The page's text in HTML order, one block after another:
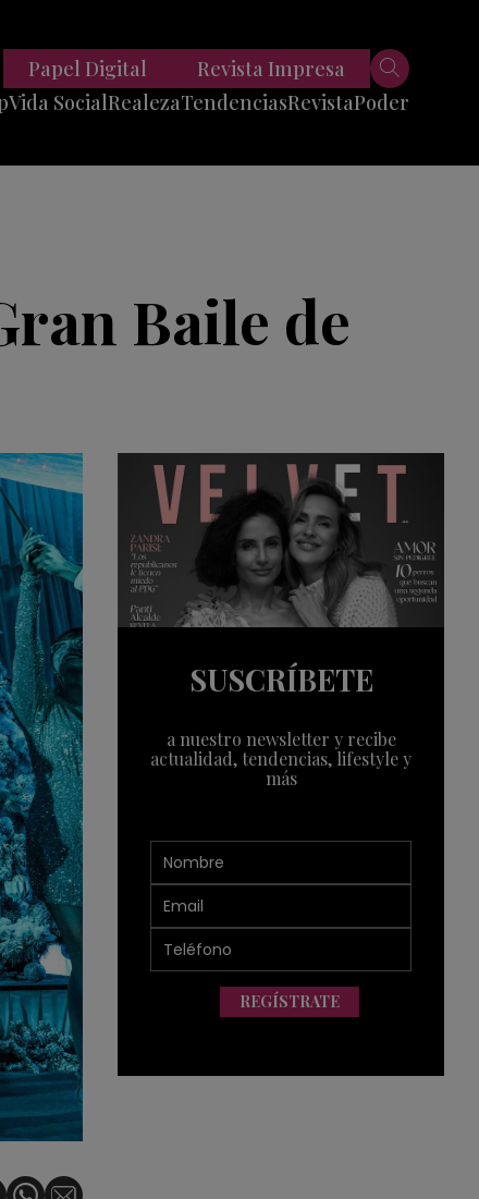
Vida SocialRealezaTendencias
Viajes
Tech
RevistaPoder
Papel Digital Revista Impresa
Baile de
SUSCRÍBETE
a nuestro newsletter y recibe
actualidad, tendencias, lifestyle y
más
REGÍSTRATE